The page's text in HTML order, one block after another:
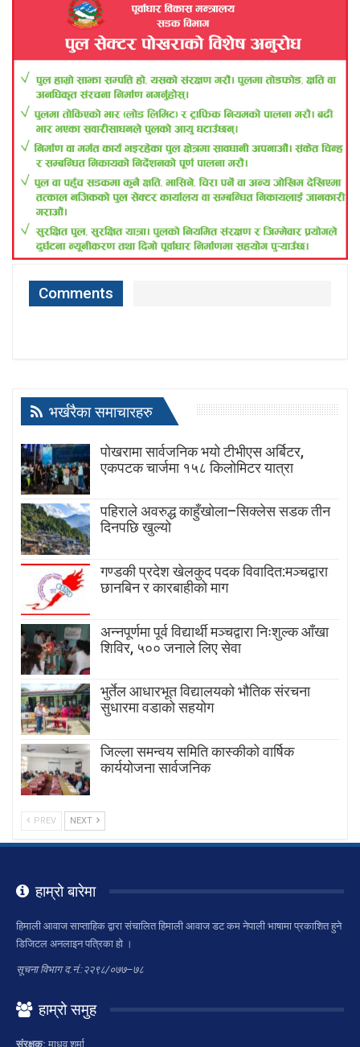
Comments
भर्खरैका समाचारहरु
पोखरामा सार्वजनिक भयो टीभीएस अर्बिटर,
एकपटक चार्जमा १५८ किलोमिटर यात्रा
पहिराले अवरुद्ध काहुँखोला–सिक्लेस सडक तीन
दिनपछि खुल्यो
गण्डकी प्रदेश खेलकुद पदक विवादित:मञ्चद्वारा
छानबिन र कारबाहीको माग
अन्नपूर्णमा पूर्व विद्यार्थी मञ्चद्वारा निःशुल्क आँखा
शिविर, ५०० जनाले लिए सेवा
भुर्तेल आधारभूत विद्यालयको भौतिक संरचना
सुधारमा वडाको सहयोग
जिल्ला समन्वय समिति कास्कीको वार्षिक
कार्ययोजना सार्वजनिक
PREV NEXT
हाम्रो बारेमा
हिमाली आवाज साप्ताहिक द्वारा संचालित हिमाली आवाज डट कम नेपाली भाषामा प्रकाशित हुने
डिजिटल अनलाइन पत्रिका हो ।
सूचना विभाग द.नं.:२२९८/०७७–७८
हाम्रो समुह
संरक्षक: माधव शर्मा